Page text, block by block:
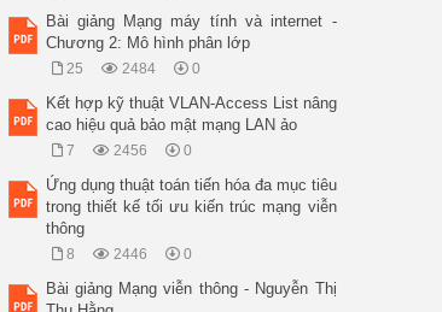
Bài giảng Mạng máy tính và internet -
Chương 2: Mô hình phân lớp
25 2484 0
Kết hợp kỹ thuật VLAN-Access List nâng
cao hiệu quả bảo mật mạng LAN ảo
7 2456 0
Ứng dụng thuật toán tiến hóa đa mục tiêu
trong thiết kế tối ưu kiến trúc mạng viễn
thông
8 2446 0
Bài giảng Mạng viễn thông - Nguyễn Thị